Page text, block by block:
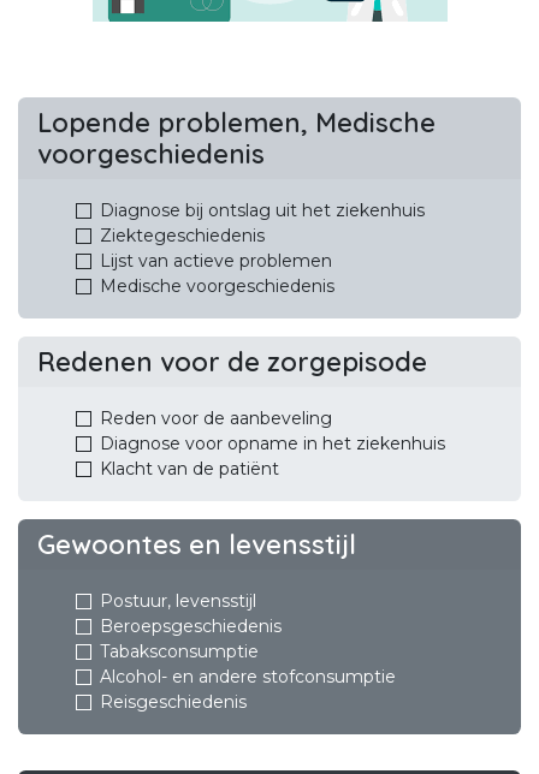
Lopende problemen, Medische
voorgeschiedenis
Diagnose bij ontslag uit het ziekenhuis
Ziektegeschiedenis
Lijst van actieve problemen
Medische voorgeschiedenis
Redenen voor de zorgepisode
Reden voor de aanbeveling
Diagnose voor opname in het ziekenhuis
Klacht van de patiënt
Gewoontes en levensstijl
Postuur, levensstijl
Beroepsgeschiedenis
Tabaksconsumptie
Alcohol- en andere stofconsumptie
Reisgeschiedenis